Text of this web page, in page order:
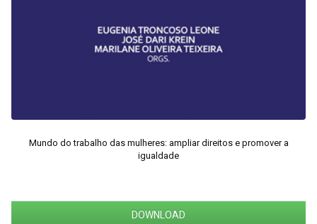
Mundo do trabalho das mulheres: ampliar direitos e promover a
igualdade
DOWNLOAD